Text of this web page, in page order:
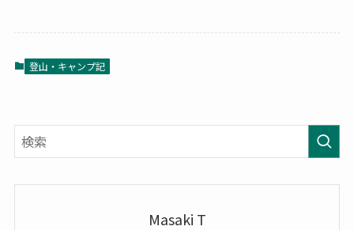
登山・キャンプ記
Masaki T